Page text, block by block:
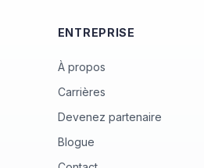
ENTREPRISE
À propos
Carrières
Devenez partenaire
Blogue